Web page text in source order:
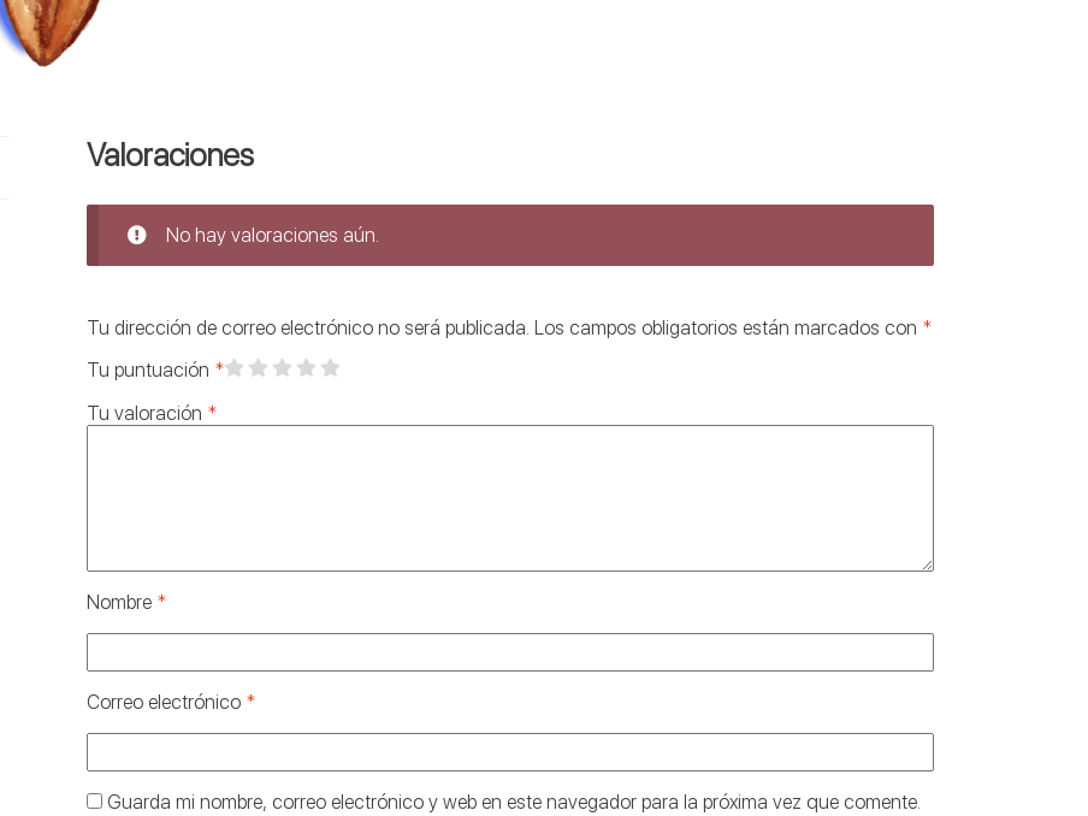
Valoraciones
No hay valoraciones aún.
Tu dirección de correo electrónico no será publicada. Los campos obligatorios están marcados con *
Tu puntuación *
Tu valoración *
Nombre *
Correo electrónico *
Guarda mi nombre, correo electrónico y web en este navegador para la próxima vez que comente.